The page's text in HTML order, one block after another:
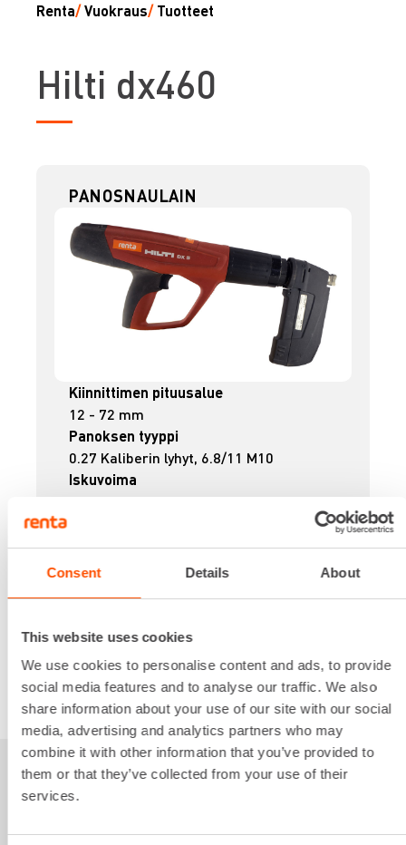
Consent Details About
This website uses cookies
We use cookies to personalise content and ads, to provide
social media features and to analyse our traffic. We also
share information about your use of our site with our social
media, advertising and analytics partners who may
combine it with other information that you’ve provided to
them or that they’ve collected from your use of their
services.
Renta/Vuokraus/ Tuotteet
Hilti dx460
PANOSNAULAIN
Kiinnittimen pituusalue
12 - 72 mm
Panoksen tyyppi
0.27 Kaliberin lyhyt, 6.8/11 M10
Iskuvoima
325 J
3.7 kg
Ensimmäinen pv / pv
Alv 0 %
VUOKRAA
Sinua saattaisi